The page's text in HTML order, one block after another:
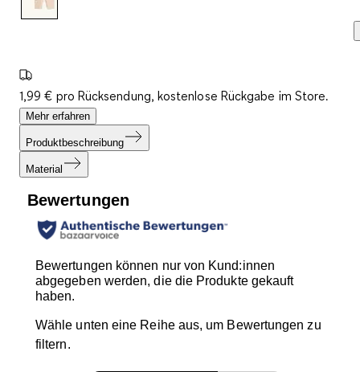
1,99 € pro Rücksendung, kostenlose Rückgabe im Store.
Mehr erfahren
Produktbeschreibung
Material
Bewertungen
Bewertungen können nur von Kund:innen
abgegeben werden, die die Produkte gekauft
haben.
Wähle unten eine Reihe aus, um Bewertungen zu
filtern.